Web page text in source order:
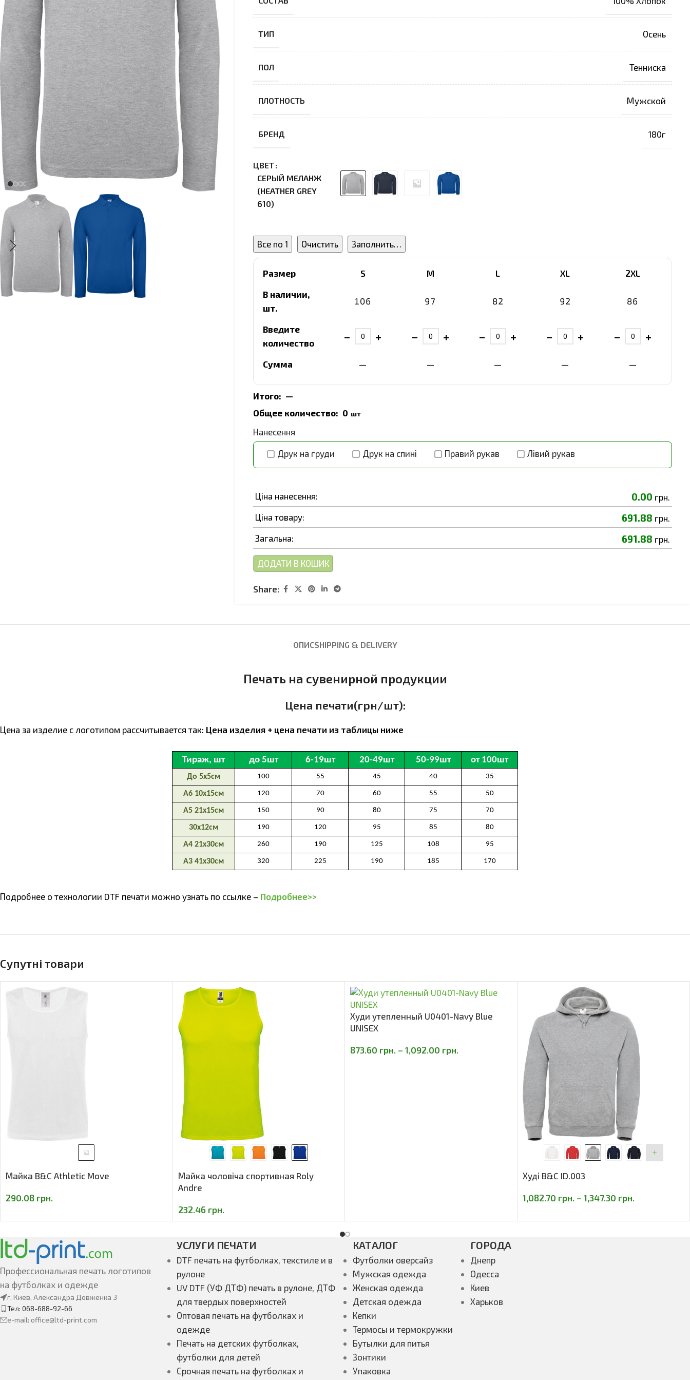
ТИП Осень
ПОЛ Тенниска
ПЛОТНОСТЬ Мужской
БРЕНД 180г
ЦВЕТ
СЕРЫЙ МЕЛАНЖ
(HEATHER GREY
610)
Все по 1 Очистить Заполнить…
Размер S M L XL 2XL
В наличии,
шт.
106 97 82 92 86
Введите
количество
− + − + − + − + − +
Сумма — — — — —
Итого: —
Общее количество: 0 шт
Нанесення
Друк на груди Друк на спині Правий рукав Лівий рукав
Ціна нанесення: 0.00 грн.
Ціна товару:
691.88 грн.
Загальна:
691.88 грн.
ДОДАТИ В КОШИК
Share:
ОПИСSHIPPING & DELIVERY
Печать на сувенирной продукции
Цена печати(грн/шт):
Цена за изделие с логотипом расcчитывается так: Цена изделия + цена печати из таблицы ниже
Подробнее о технологии DTF печати можно узнать по ссылке – Подробнее>>
Супутні товари
Майка B&C Athletic Move
290.08 грн.
Майка чоловіча спортивная Roly
Andre
232.46 грн.
Худи утепленный U0401-Navy Blue
UNISEX
873.60 грн. – 1,092.00 грн.
Худі B&C ID.003
1,082.70 грн. – 1,347.30 грн.
Профессиональная печать логотипов
на футболках и одежде
г. Киев, Александра Довженка 3
Тел: 068-688-92-66
e-mail: office@ltd-print.com
УСЛУГИ ПЕЧАТИ
DTF печать на футболках, текстиле и в
рулоне
UV DTF (УФ ДТФ) печать в рулоне, ДТФ
для твердых поверхностей
Оптовая печать на футболках и
одежде
Печать на детских футболках,
футболки для детей
Срочная печать на футболках и
КАТАЛОГ
Футболки оверсайз
Мужская одежда
Женская одежда
Детская одежда
Кепки
Термосы и термокружки
Бутылки для питья
Зонтики
Упаковка
ГОРОДА
Днепр
Одесса
Киев
Харьков